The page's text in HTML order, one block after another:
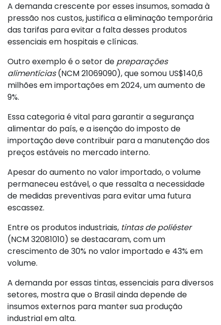
A demanda crescente por esses insumos, somada à
pressão nos custos, justifica a eliminação temporária
das tarifas para evitar a falta desses produtos
essenciais em hospitais e clínicas.
Outro exemplo é o setor de preparações
alimentícias(NCM 21069090), que somou US$140,6
milhões em importações em 2024, um aumento de
9%.
Essa categoria é vital para garantir a segurança
alimentar do país, e a isenção do imposto de
importação deve contribuir para a manutenção dos
preços estáveis no mercado interno.
Apesar do aumento no valor importado, o volume
permaneceu estável, o que ressalta a necessidade
de medidas preventivas para evitar uma futura
escassez.
Entre os produtos industriais, tintas de poliéster
(NCM 32081010) se destacaram, com um
crescimento de 30% no valor importado e 43% em
volume.
A demanda por essas tintas, essenciais para diversos
setores, mostra que o Brasil ainda depende de
insumos externos para manter sua produção
industrial em alta.